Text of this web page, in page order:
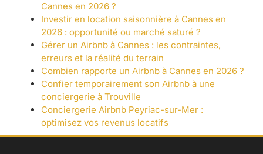
Cannes en 2026 ?
Investir en location saisonnière à Cannes en
2026 : opportunité ou marché saturé ?
Gérer un Airbnb à Cannes : les contraintes,
erreurs et la réalité du terrain
Combien rapporte un Airbnb à Cannes en 2026 ?
Confier temporairement son Airbnb à une
conciergerie à Trouville
Conciergerie Airbnb Peyriac-sur-Mer :
optimisez vos revenus locatifs